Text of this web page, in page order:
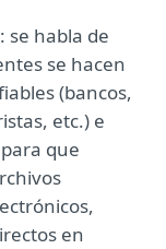
: se habla de
se hacen
(bancos,
etc.) e
que
en